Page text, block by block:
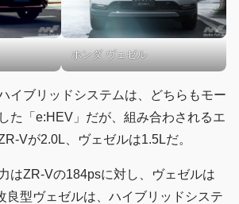
ホンダ ヴェゼル
イブリッドシステムは、どちらもモー
た「e:HEV」だが、組み合わされるエ
Vが2.0L、ヴェゼルは1.5Lだ。
はZR-Vの184psに対し、ヴェゼルは
良型ヴェゼルは、ハイブリッドシステ